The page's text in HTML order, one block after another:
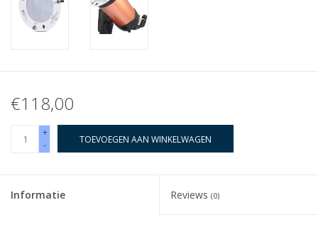
Merken
€118,00
+
-
TOEVOEGEN AAN WINKELWAGEN
Informatie Reviews (0)